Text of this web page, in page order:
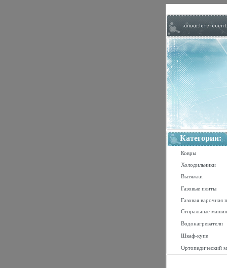
Категории:
Ковры
Холодильники
Вытяжки
Газовые плиты
Газовая варочная
Стиральные
Водонагреватели
Шкаф-купе
Ортопедический